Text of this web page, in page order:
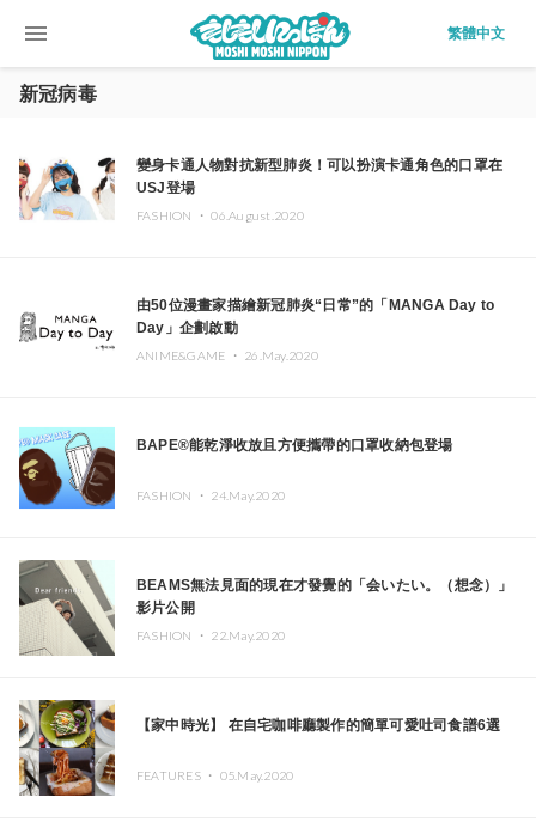
menu 繁體中文
新冠病毒
變身卡通人物對抗新型肺炎！可以扮演卡通角色的口罩在
USJ登場
FASHION ・06.August.2020
由50位漫畫家描繪新冠肺炎“日常”的「MANGA Day to
Day」企劃啟動
ANIME&GAME ・ 26.May.2020
BAPE®能乾淨收放且方便攜帶的口罩收納包登場
FASHION ・ 24.May.2020
BEAMS無法見面的現在才發覺的「会いたい。（想念）」
影片公開
FASHION ・ 22.May.2020
【家中時光】 在自宅咖啡廳製作的簡單可愛吐司食譜6選
FEATURES ・ 05.May.2020